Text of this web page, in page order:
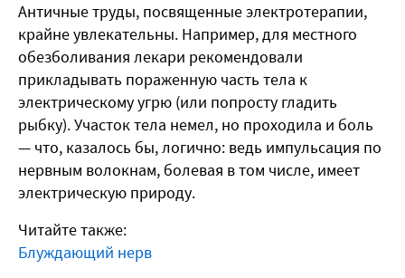
Античные труды, посвященные электротерапии,
крайне увлекательны. Например, для местного
обезболивания лекари рекомендовали
прикладывать пораженную часть тела к
электрическому угрю (или попросту гладить
рыбку). Участок тела немел, но проходила и боль
— что, казалось бы, логично: ведь импульсация по
нервным волокнам, болевая в том числе, имеет
электрическую природу.
Читайте также:
Блуждающий нерв